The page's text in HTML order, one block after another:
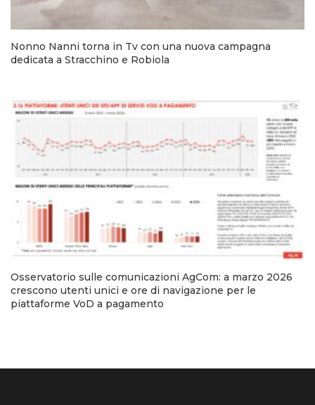
Nonno Nanni torna in Tv con una nuova campagna
dedicata a Stracchino e Robiola
Osservatorio sulle comunicazioni AgCom: a marzo 2026
crescono utenti unici e ore di navigazione per le
piattaforme VoD a pagamento